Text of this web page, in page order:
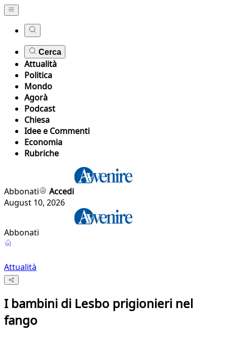
Cerca
Attualità
Politica
Mondo
Agorà
Podcast
Chiesa
Idee e Commenti
Economia
Rubriche
Abbonati
Accedi
August 10, 2026
Abbonati
Attualità
I bambini di Lesbo prigionieri nel
fango